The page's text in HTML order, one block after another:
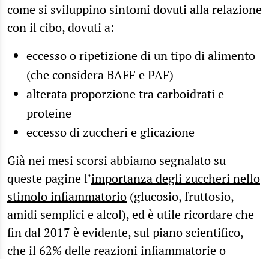
come si sviluppino sintomi dovuti alla relazione
con il cibo, dovuti a:
eccesso o ripetizione di un tipo di alimento
(che considera BAFF e PAF)
alterata proporzione tra carboidrati e
proteine
eccesso di zuccheri e glicazione
Già nei mesi scorsi abbiamo segnalato su
queste pagine l’importanza degli zuccheri nello
stimolo infiammatorio (glucosio, fruttosio,
amidi semplici e alcol), ed è utile ricordare che
fin dal 2017 è evidente, sul piano scientifico,
che il 62% delle reazioni infiammatorie o